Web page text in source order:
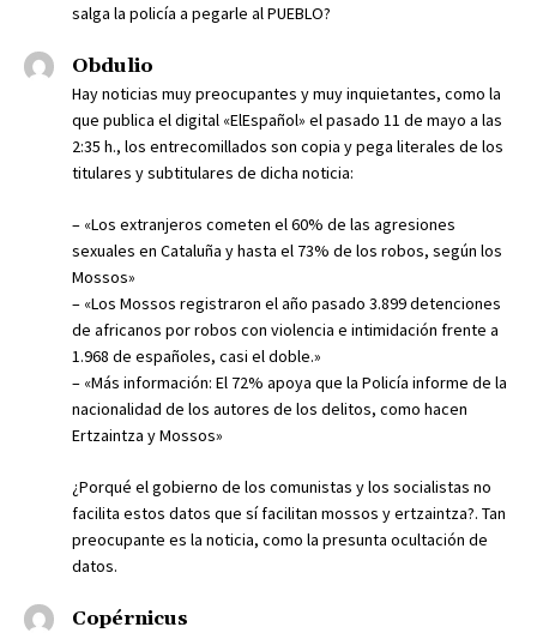
salga la policía a pegarle al PUEBLO?
Obdulio
Hay noticias muy preocupantes y muy inquietantes, como la
que publica el digital «ElEspañol» el pasado 11 de mayo a las
2:35 h., los entrecomillados son copia y pega literales de los
titulares y subtitulares de dicha noticia:
– «Los extranjeros cometen el 60% de las agresiones
sexuales en Cataluña y hasta el 73% de los robos, según los
Mossos»
– «Los Mossos registraron el año pasado 3.899 detenciones
de africanos por robos con violencia e intimidación frente a
1.968 de españoles, casi el doble.»
– «Más información: El 72% apoya que la Policía informe de la
nacionalidad de los autores de los delitos, como hacen
Ertzaintza y Mossos»
¿Porqué el gobierno de los comunistas y los socialistas no
facilita estos datos que sí facilitan mossos y ertzaintza?. Tan
preocupante es la noticia, como la presunta ocultación de
datos.
Copérnicus